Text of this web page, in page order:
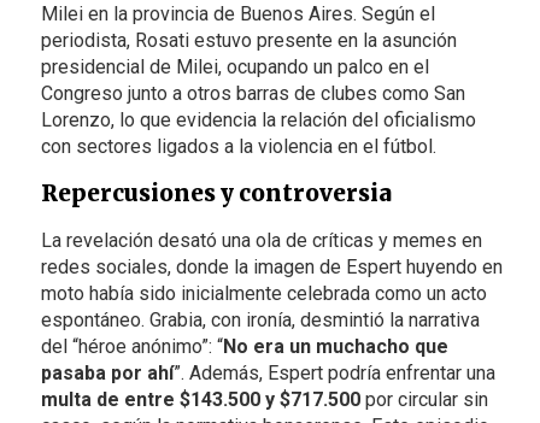
Milei en la provincia de Buenos Aires. Según el
periodista, Rosati estuvo presente en la asunción
presidencial de Milei, ocupando un palco en el
Congreso junto a otros barras de clubes como San
Lorenzo, lo que evidencia la relación del oficialismo
con sectores ligados a la violencia en el fútbol.
Repercusiones y controversia
La revelación desató una ola de críticas y memes en
redes sociales, donde la imagen de Espert huyendo en
moto había sido inicialmente celebrada como un acto
espontáneo. Grabia, con ironía, desmintió la narrativa
del “héroe anónimo”: “No era un muchacho que
pasaba por ahí”. Además, Espert podría enfrentar una
multa de entre $143.500 y $717.500por circular sin